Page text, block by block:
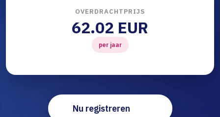
OVERDRACHTPRIJS
62.02 EUR
per jaar
Nu registreren